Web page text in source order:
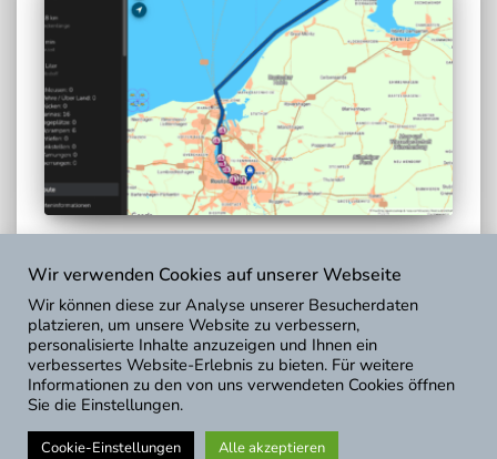
Boatrouting App und Website verbessert
Nach einigen Fehlerberichten in den vergangenen
Wochen haben wir uns nun wieder auf Boatrouting
fokussiert. Als „einfache“ Alternative zur
mächtigeren NavShip-App und dem einfachen
Aufruf per Webseite steht Boatrouting mittlerweile
ebenso gut da, wie sein Weiterlesen
Wir verwenden Cookies auf unserer Webseite
Wir können diese zur Analyse unserer Besucherdaten
platzieren, um unsere Website zu verbessern,
personalisierte Inhalte anzuzeigen und Ihnen ein
verbessertes Website-Erlebnis zu bieten. Für weitere
Informationen zu den von uns verwendeten Cookies öffnen
Sie die Einstellungen.
Cookie-Einstellungen Alle akzeptieren